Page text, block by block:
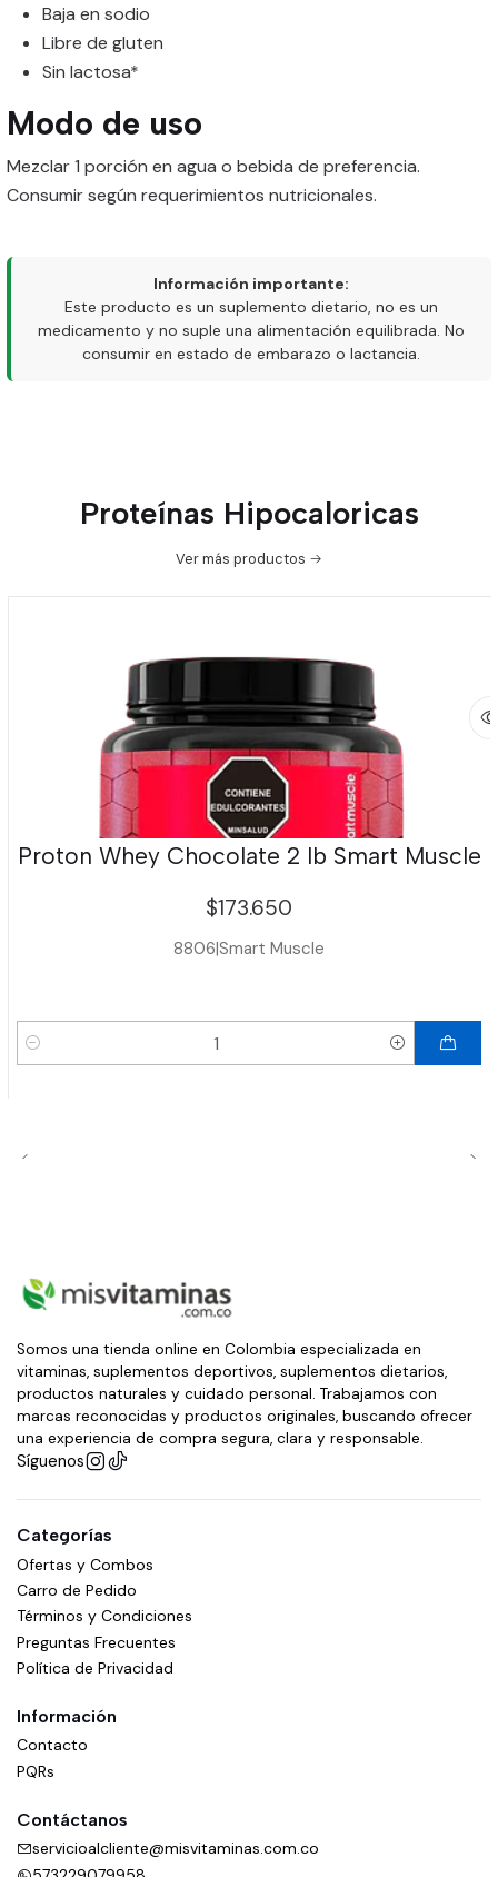
Baja en sodio
Libre de gluten
Sin lactosa*
Modo de uso
Mezclar 1 porción en agua o bebida de preferencia.
Consumir según requerimientos nutricionales.
Información importante:
Este producto es un suplemento dietario, no es un
medicamento y no suple una alimentación equilibrada. No
consumir en estado de embarazo o lactancia.
Proteínas Hipocaloricas
Ver más productos
Proton Whey Chocolate 2 lb Smart Muscle
$173.650
8806|Smart Muscle
Cantidad
Somos una tienda online en Colombia especializada en
vitaminas, suplementos deportivos, suplementos dietarios,
productos naturales y cuidado personal. Trabajamos con
marcas reconocidas y productos originales, buscando ofrecer
una experiencia de compra segura, clara y responsable.
Síguenos
Categorías
Ofertas y Combos
Carro de Pedido
Términos y Condiciones
Preguntas Frecuentes
Política de Privacidad
Información
Contacto
PQRs
Contáctanos
servicioalcliente@misvitaminas.com.co